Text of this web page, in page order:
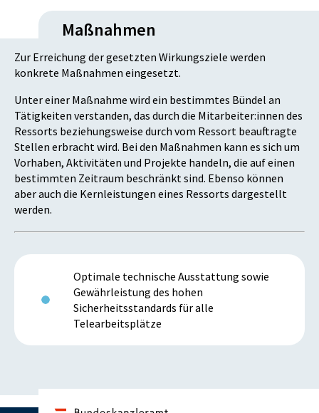
Maßnahmen
Zur Erreichung der gesetzten Wirkungsziele werden
konkrete Maßnahmen eingesetzt.
Unter einer Maßnahme wird ein bestimmtes Bündel an
Tätigkeiten verstanden, das durch die Mitarbeiter:innen des
Ressorts beziehungsweise durch vom Ressort beauftragte
Stellen erbracht wird. Bei den Maßnahmen kann es sich um
Vorhaben, Aktivitäten und Projekte handeln, die auf einen
bestimmten Zeitraum beschränkt sind. Ebenso können
aber auch die Kernleistungen eines Ressorts dargestellt
werden.
Optimale technische Ausstattung sowie
Gewährleistung des hohen
Sicherheitsstandards für alle
Telearbeitsplätze